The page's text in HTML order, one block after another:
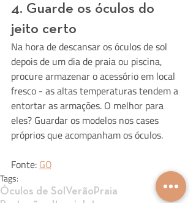
4. Guarde os óculos do
jeito certo
Na hora de descansar os óculos de sol
depois de um dia de praia ou piscina,
procure armazenar o acessório em local
fresco - as altas temperaturas tendem a
entortar as armações. O melhor para
eles? Guardar os modelos nos cases
próprios que acompanham os óculos.
Fonte: GQ
Tags:
Óculos de Sol Verão Praia